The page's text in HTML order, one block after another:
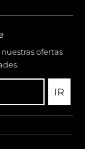
ofertas
IR